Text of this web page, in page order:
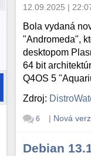
12.09.2025 |
Bola vydaná
"Andromeda",
desktopom
64 bit
Q4OS 5
Zdroj:
6 | Nová
Debian